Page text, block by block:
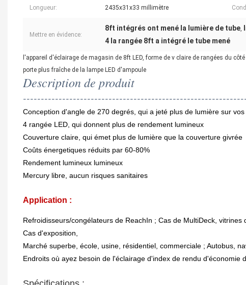
Longueur: 2435x31x33 millimètre
Mettre en évidence:
8ft intégrés ont mené la lumière de tube,
4 la rangée 8ft a intégré le tube mené
l'appareil d'éclairage de magasin de 8ft LED, forme de v claire de rangées du
porte plus fraîche de la lampe LED d'ampoule
Description de produit
Conception d'angle de 270 degrés, qui a jeté plus de lumière sur
4 rangée LED, qui donnent plus de rendement lumineux
Couverture claire, qui émet plus de lumière que la couverture givrée
Coûts énergetiques réduits par 60-80%
Rendement lumineux lumineux
Mercury libre, aucun risques sanitaires
Application :
Refroidisseurs/congélateurs de ReachIn ; Cas de MultiDeck,
Cas d'exposition,
Marché superbe, école, usine, résidentiel, commerciale ; Autobus,
Endroits où ayez besoin de l'éclairage d'index de rendu d'économie